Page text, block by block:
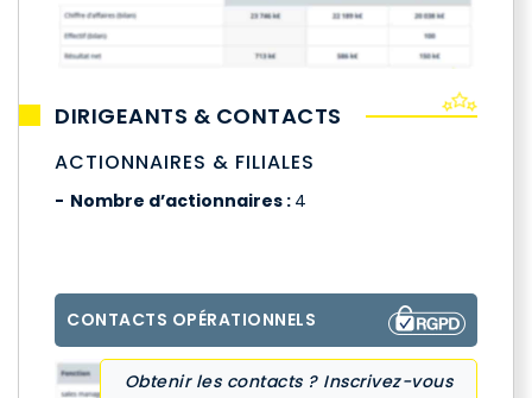
DIRIGEANTS & CONTACTS
ACTIONNAIRES & FILIALES
Nombre d’actionnaires : 4
CONTACTS OPÉRATIONNELS
Obtenir les contacts ? Inscrivez-vous